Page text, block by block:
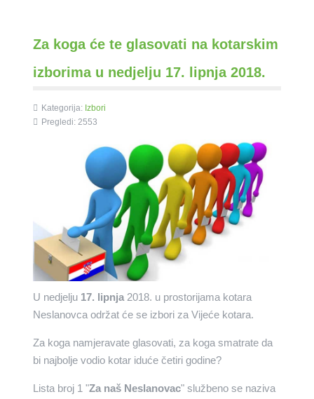
Za koga će te glasovati na kotarskim
izborima u nedjelju 17. lipnja 2018.
Kategorija: Izbori
Pregledi: 2553
U nedjelju 17. lipnja2018. u prostorijama kotara
Neslanovca održat će se izbori za Vijeće kotara.
Za koga namjeravate glasovati, za koga smatrate da
bi najbolje vodio kotar iduće četiri godine?
Lista broj 1 "Za naš Neslanovac" službeno se naziva